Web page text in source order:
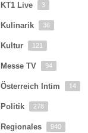
KT1 Live 3
Kulinarik 36
Kultur 121
Messe TV 94
Österreich Intim 14
Politik 278
Regionales 940